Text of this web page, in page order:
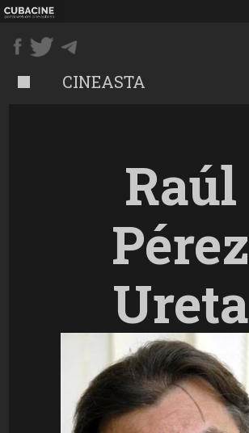
Pasar
al
contenido
principal
CINEASTA
Raúl
Pérez
Ureta